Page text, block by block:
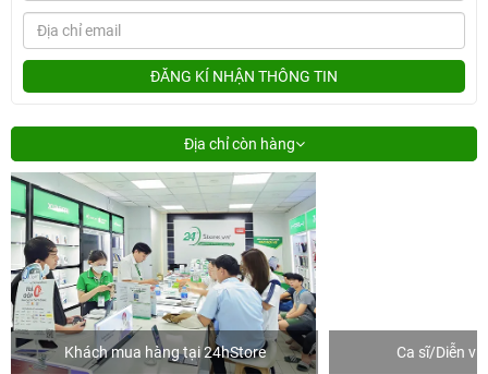
ĐĂNG KÍ NHẬN THÔNG TIN
Địa chỉ còn hàng
Khách mua hàng tại 24hStore Ca sĩ/Diễn